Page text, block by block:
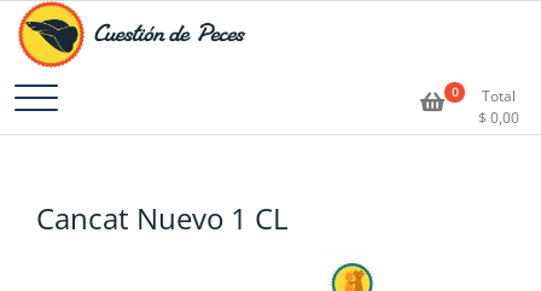
Cuestión de Peces –
Aquarium Supplies
Accesorios e Insumos Para Acuarismo 0
Total
$ 0,00
Cancat Nuevo 1 CL